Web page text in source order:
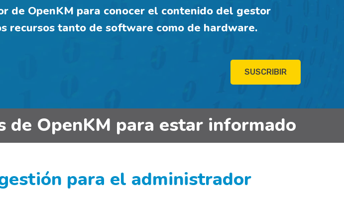
de OpenKM para conocer el contenido del gestor
recursos tanto de software como de hardware.
SUSCRIBIR
OpenKM para estar informado
para el administrador